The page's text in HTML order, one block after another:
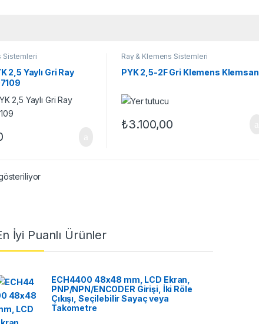
Sistemleri
2,5 Yaylı Gri Ray
Ray & Klemens Sistemleri
PYK 2,5-2F Gri Klemens Klemsan
₺3.100,00
İyi Puanlı Ürünler
ECH4400 48x48 mm, LCD Ekran,
PNP/NPN/ENCODER Girişi, İki Röle
Çıkışı, Seçilebilir Sayaç veya
Takometre